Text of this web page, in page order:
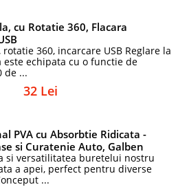
cu Rotatie 360, Flacara
360, incarcare USB Reglare la
este echipata cu o functie de
de ...
32 Lei
PVA cu Absorbtie Ridicata -
si Curatenie Auto, Galben
si versatilitatea buretelui nostru
a apei, perfect pentru diverse
...